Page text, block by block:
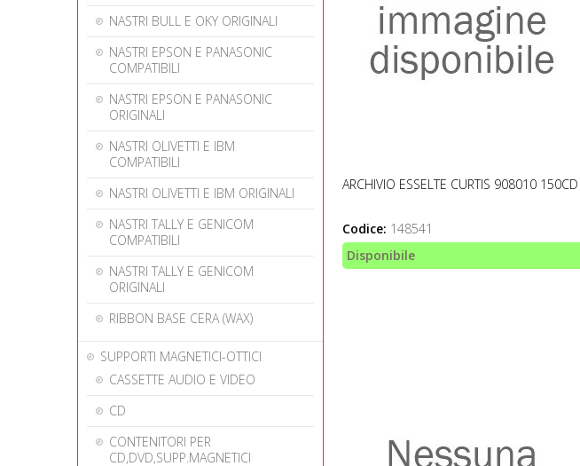
NASTRI BULL E OKY ORIGINALI
NASTRI EPSON E PANASONIC
COMPATIBILI
NASTRI EPSON E PANASONIC
ORIGINALI
NASTRI OLIVETTI E IBM
COMPATIBILI
NASTRI OLIVETTI E IBM ORIGINALI
NASTRI TALLY E GENICOM
COMPATIBILI
NASTRI TALLY E GENICOM
ORIGINALI
RIBBON BASE CERA (WAX)
SUPPORTI MAGNETICI-OTTICI
CASSETTE AUDIO E VIDEO
CD
CONTENITORI PER
CD,DVD,SUPP.MAGNETICI
ARCHIVIO ESSELTE CURTIS 908010 150CD
Codice: 148541
Disponibile